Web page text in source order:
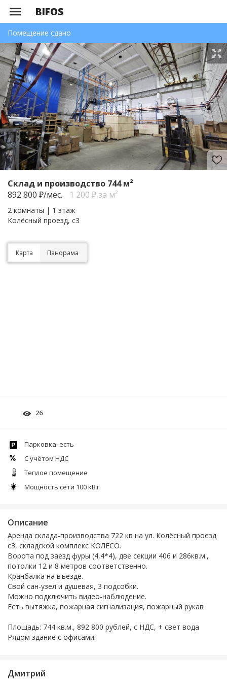
BIFOS
Помещение сдано
Склад и производство 744 м²
892 800 ₽/мес. 1 200 ₽ за м²
2 комнаты | 1 этаж
Колёсный проезд, с3
Карта Панорама
26
Парковка: есть
С учётом НДС
Теплое помещение
Мощность сети 100 кВт
Описание
Аренда склада-производства 722 кв на ул. Колёсный проезд
с3, складской комплекс КОЛЕСО.
Ворота под заезд фуры (4,4*4), две секции 406 и 286кв.м.,
потолки 12 и 8 метров соответственно.
Кранбалка на въезде.
Свой сан-узел и душевая, 3 подсобки.
Можно подключить видео-наблюдение.
Есть вытяжка, пожарная сигнализация, пожарный рукав
Площадь: 744 кв.м., 892 800 рублей, с НДС, + свет вода
Рядом здание с офисами.
Дмитрий